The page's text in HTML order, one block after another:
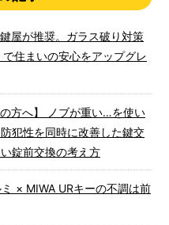
屋が推奨。ガラス破り対策
住まいの安心をアップグレ
方へ】 ノブが重い…を使い
犯性を同時に改善した鍵交
錠前交換の考え方
× MIWA URキーの不調は前